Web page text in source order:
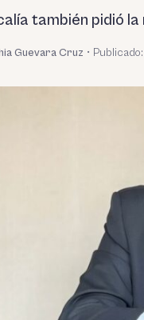
también pidió
Guevara Cruz • Publicado: